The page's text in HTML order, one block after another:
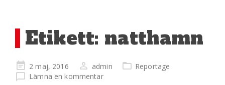
Etikett: natthamn
Publicerad
på
2 maj, 2016 admin
Reportage
Lämna en kommentar